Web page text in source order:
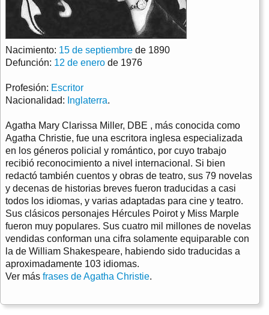
Nacimiento: 15 de septiembre de 1890
Defunción: 12 de enero de 1976
Profesión: Escritor
Nacionalidad: Inglaterra.
Agatha Mary Clarissa Miller, DBE , más conocida como
Agatha Christie, fue una escritora inglesa especializada
en los géneros policial y romántico, por cuyo trabajo
recibió reconocimiento a nivel internacional. Si bien
redactó también cuentos y obras de teatro, sus 79 novelas
y decenas de historias breves fueron traducidas a casi
todos los idiomas, y varias adaptadas para cine y teatro.
Sus clásicos personajes Hércules Poirot y Miss Marple
fueron muy populares. Sus cuatro mil millones de novelas
vendidas conforman una cifra solamente equiparable con
la de William Shakespeare, habiendo sido traducidas a
aproximadamente 103 idiomas.
Ver más frases de Agatha Christie.